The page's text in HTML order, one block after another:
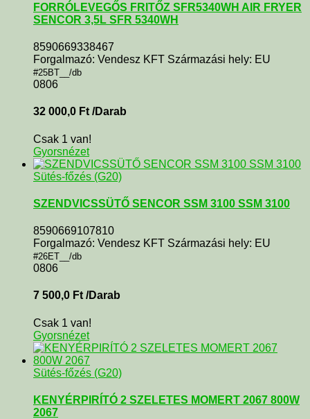
FORRÓLEVEGŐS FRITŐZ SFR5340WH AIR FRYER
SENCOR 3,5L SFR 5340WH
8590669338467
Forgalmazó: Vendesz KFT Származási hely: EU
#25BT__/db
0806
32 000,0 Ft /Darab
Csak 1 van!
Gyorsnézet
Sütés-főzés (G20)
SZENDVICSSÜTŐ SENCOR SSM 3100 SSM 3100
8590669107810
Forgalmazó: Vendesz KFT Származási hely: EU
#26ET__/db
0806
7 500,0 Ft /Darab
Csak 1 van!
Gyorsnézet
Sütés-főzés (G20)
KENYÉRPIRÍTÓ 2 SZELETES MOMERT 2067 800W
2067